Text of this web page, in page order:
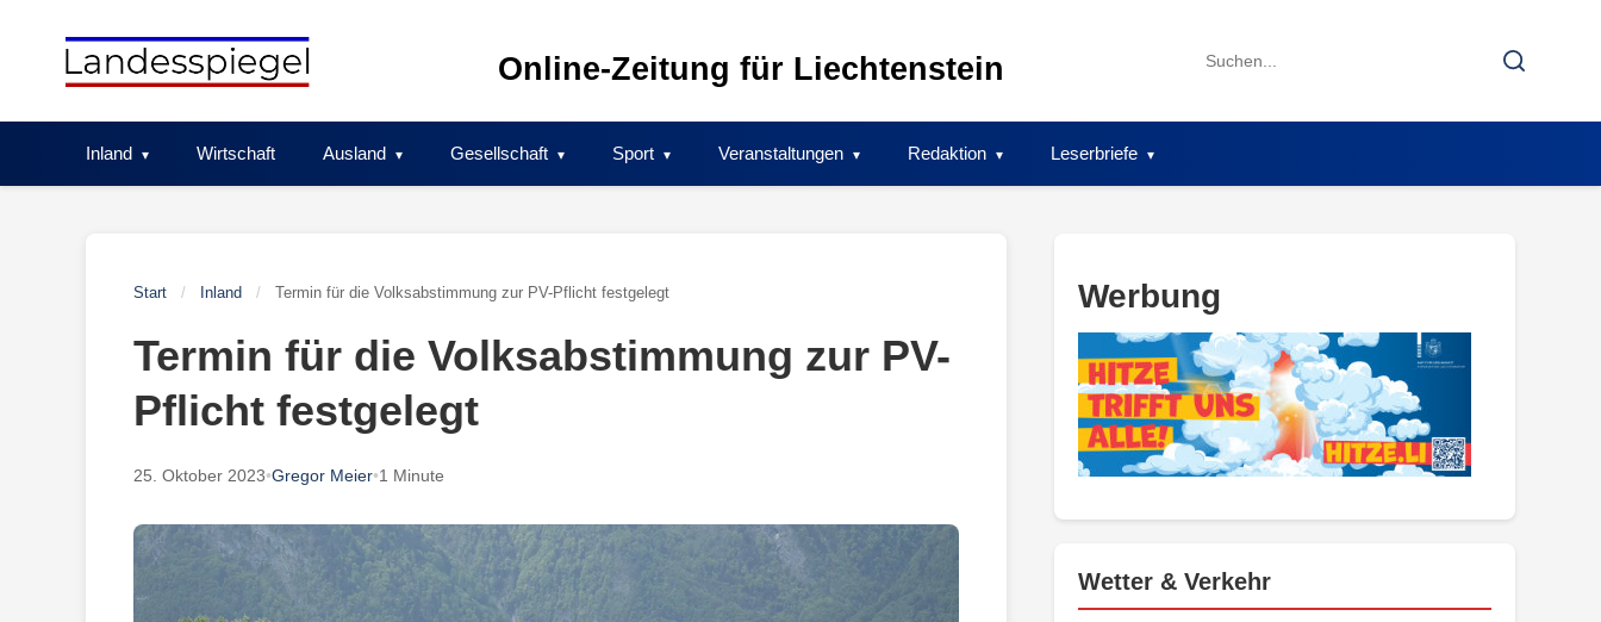
Online-Zeitung für Liechtenstein
Search
Search
Inland Wirtschaft Ausland Gesellschaft Sport Veranstaltungen Redaktion Leserbriefe
Start / Inland / Termin für die Volksabstimmung zur PV-Pflicht festgelegt
Termin für die Volksabstimmung zur PV-
Pflicht festgelegt
25. Oktober 2023•Gregor Meier•1 Minute
Werbung
Wetter & Verkehr